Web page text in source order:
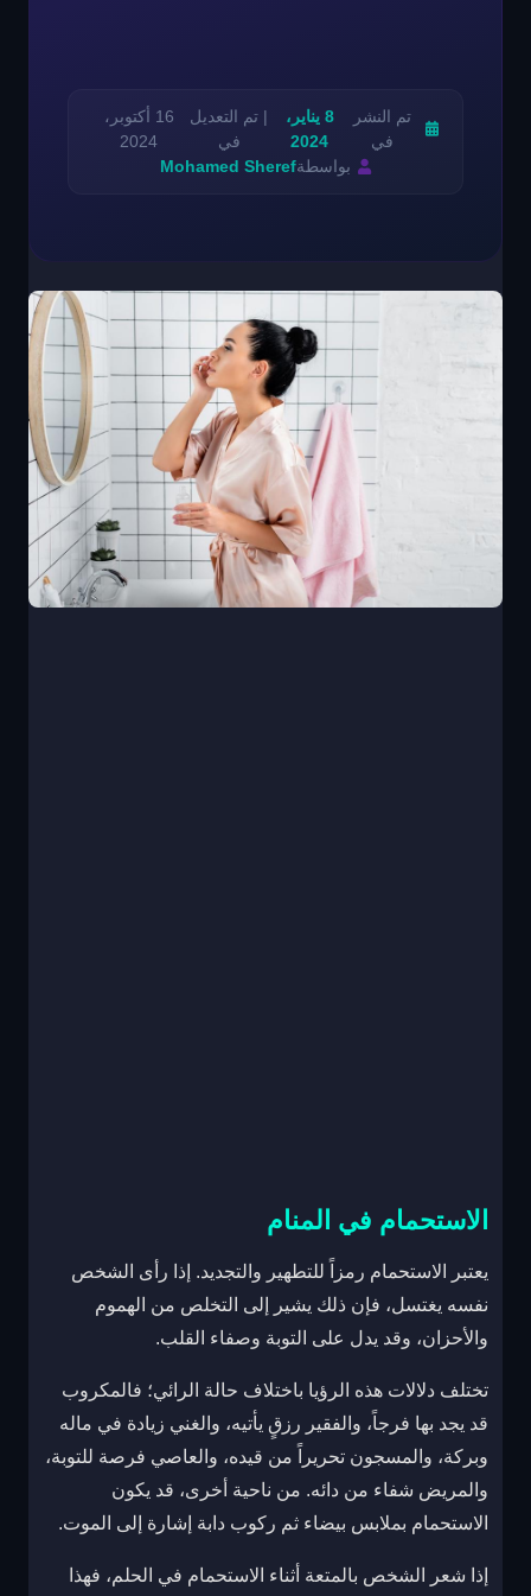
تم النشر
في
8 يناير،
2024
| تم التعديل
في
16 أكتوبر،
2024
بواسطةMohamed Sheref
الاستحمام في المنام
يعتبر الاستحمام رمزاً للتطهير والتجديد. إذا رأى الشخص
نفسه يغتسل، فإن ذلك يشير إلى التخلص من الهموم
والأحزان، وقد يدل على التوبة وصفاء القلب.
تختلف دلالات هذه الرؤيا باختلاف حالة الرائي؛ فالمكروب
قد يجد بها فرجاً، والفقير رزقٍ يأتيه، والغني زيادة في ماله
وبركة، والمسجون تحريراً من قيده، والعاصي فرصة للتوبة،
والمريض شفاء من دائه. من ناحية أخرى، قد يكون
الاستحمام بملابس بيضاء ثم ركوب دابة إشارة إلى الموت.
إذا شعر الشخص بالمتعة أثناء الاستحمام في الحلم، فهذا